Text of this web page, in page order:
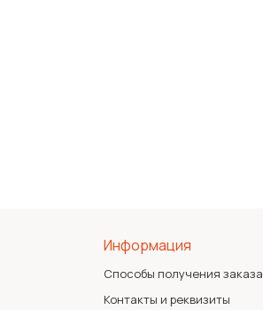
Информация
Способы получения заказа
Контакты и реквизиты